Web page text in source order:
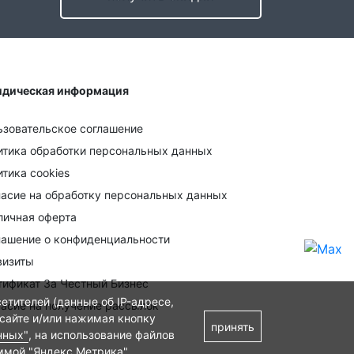
информация
соглашение
обработки персональных данных
cookies
на обработку персональных данных
оферта
о конфиденциальности
За Честный Бизнес
на получение рассылок
(данные об IP-адресе,
и/или нажимая кнопку
, на использование файлов
"Яндекс.Метрика"
принять